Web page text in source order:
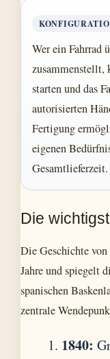
Wer ein Fahrrad
zusammenstellt,
starten und das
autorisierten
Fertigung
eigenen
Gesamtlieferzeit.
Die
Die Geschichte
Jahre und spiegelt
spanischen
zentrale
1840: